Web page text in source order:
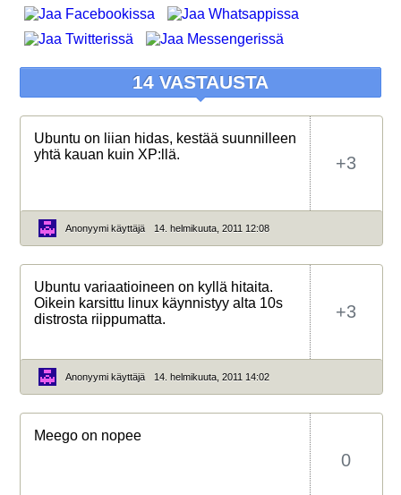
14 VASTAUSTA
Ubuntu on liian hidas, kestää suunnilleen
yhtä kauan kuin XP:llä.
+3
Anonyymi käyttäjä 14. helmikuuta, 2011 12:08
Ubuntu variaatioineen on kyllä hitaita.
Oikein karsittu linux käynnistyy alta 10s
distrosta riippumatta.
+3
Anonyymi käyttäjä 14. helmikuuta, 2011 14:02
Meego on nopee
0